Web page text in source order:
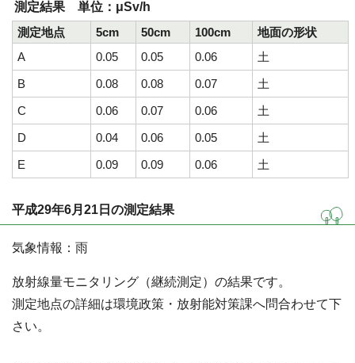
測定結果 単位：μSv/h
測定地点
5cm 50cm 100cm
地面の形状
A
0.05 0.05 0.06
土
B
0.08 0.08 0.07
土
C
0.06 0.07 0.06
土
D
0.04 0.06 0.05
土
E
0.09 0.09 0.06 土
平成29年6月21日の測定結果
気象情報：雨
放射線量モニタリング（継続測定）の結果です。
測定地点の詳細は環境政策・放射能対策課へ問合わせて下
さい。